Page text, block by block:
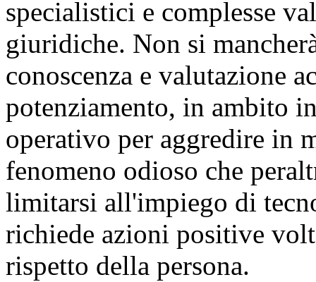
specialistici e complesse
giuridiche. Non si
conoscenza e valutazione
potenziamento, in ambito
operativo per aggredire in
fenomeno odioso che
limitarsi all'impiego di
richiede azioni positive
rispetto della persona.